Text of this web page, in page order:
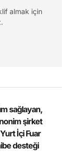
almak için
sağlayan,
şirket
İçi Fuar
desteği